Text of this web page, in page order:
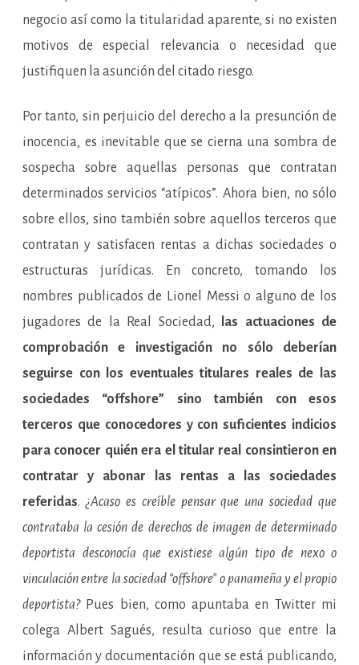
negocio así como la titularidad aparente, si no existen
motivos de especial relevancia o necesidad que
justifiquen la asunción del citado riesgo.
Por tanto, sin perjuicio del derecho a la presunción de
inocencia, es inevitable que se cierna una sombra de
sospecha sobre aquellas personas que contratan
determinados servicios “atípicos”. Ahora bien, no sólo
sobre ellos, sino también sobre aquellos terceros que
contratan y satisfacen rentas a dichas sociedades o
estructuras jurídicas. En concreto, tomando los
nombres publicados de Lionel Messi o alguno de los
jugadores de la Real Sociedad,
las actuaciones de
comprobación e investigación no sólo deberían
seguirse con los eventuales titulares reales de las
sociedades “offshore” sino también con esos
terceros que conocedores y con suficientes indicios
para conocer quién era el titular real consintieron en
contratar y abonar las rentas a las sociedades
referidas.¿Acaso es creíble pensar que una sociedad que
contrataba la cesión de derechos de imagen de determinado
deportista desconocía que existiese algún tipo de nexo o
vinculación entre la sociedad “offshore” o panameña y el propio
deportista?Pues bien, como apuntaba en Twitter mi
colega Albert Sagués, resulta curioso que entre la
información y documentación que se está publicando,